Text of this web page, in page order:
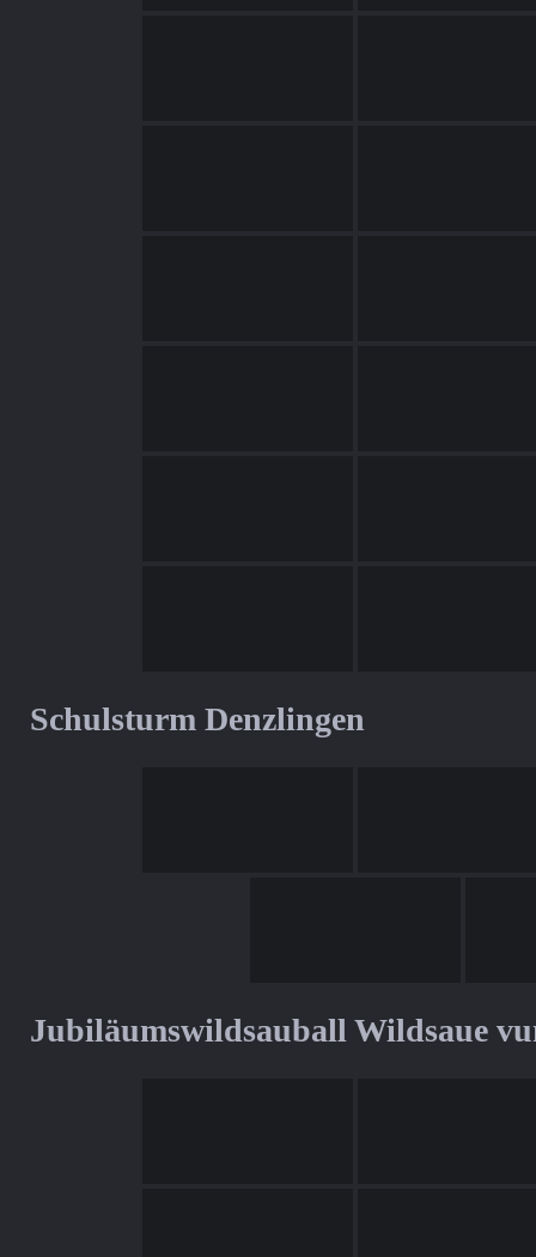
Schulsturm Denzlingen
Jubiläumswildsauball Wildsaue